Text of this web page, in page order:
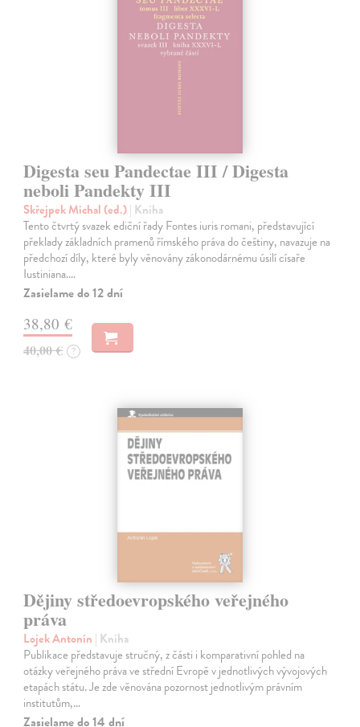
Digesta seu Pandectae III / Digesta
neboli Pandekty III
Skřejpek Michal (ed.)| Kniha
Tento čtvrtý svazek ediční řady Fontes iuris romani, představující
překlady základních pramenů římského práva do češtiny, navazuje na
předchozí díly, které byly věnovány zákonodárnému úsilí císaře
Iustiniana.…
Zasielame do 12 dní
38,80 €
40,00 € ?
Dějiny středoevropského veřejného
práva
Lojek Antonín | Kniha
Publikace představuje stručný, z části i komparativní pohled na
otázky veřejného práva ve střední Evropě v jednotlivých vývojových
etapách státu. Je zde věnována pozornost jednotlivým právním
institutům,…
Zasielame do 14 dní